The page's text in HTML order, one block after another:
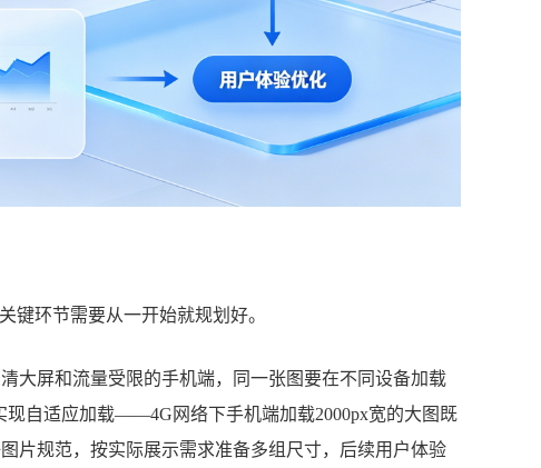
键环节需要从一开始就规划好。
大屏和流量受限的手机端，同一张图要在不同设备加载
现自适应加载——4G网络下手机端加载2000px宽的大图既
片规范，按实际展示需求准备多组尺寸，后续用户体验